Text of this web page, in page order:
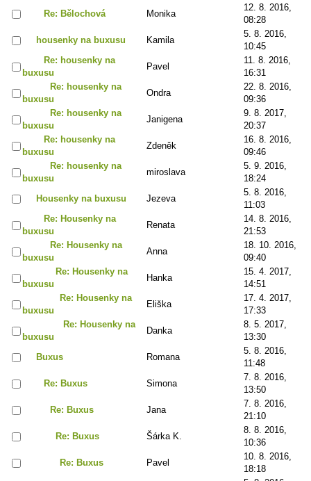
Re: Bělochová
Monika
12. 8. 2016,
08:28
housenky na buxusu
Kamila
5. 8. 2016,
10:45
Re: housenky na
buxusu
Pavel
11. 8. 2016,
16:31
Re: housenky na
buxusu
Ondra
22. 8. 2016,
09:36
Re: housenky na
buxusu
Janigena
9. 8. 2017,
20:37
Re: housenky na
buxusu
Zdeněk
16. 8. 2016,
09:46
Re: housenky na
buxusu
miroslava
5. 9. 2016,
18:24
Housenky na buxusu
Jezeva
5. 8. 2016,
11:03
Re: Housenky na
buxusu
Renata
14. 8. 2016,
21:53
Re: Housenky na
buxusu
Anna
18. 10. 2016,
09:40
Re: Housenky na
buxusu
Hanka
15. 4. 2017,
14:51
Re: Housenky na
buxusu
Eliška
17. 4. 2017,
17:33
Re: Housenky na
buxusu
Danka
8. 5. 2017,
13:30
Buxus
Romana
5. 8. 2016,
11:48
Re: Buxus
Simona
7. 8. 2016,
13:50
Re: Buxus
Jana
7. 8. 2016,
21:10
Re: Buxus
Šárka K.
8. 8. 2016,
10:36
Re: Buxus
Pavel
10. 8. 2016,
18:18